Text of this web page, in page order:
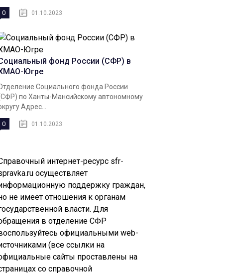
0 01.10.2023
фонд России (СФР) в
Югре
Социального фонда России
по Ханты-Мансийскому автономному
Адрес...
0 01.10.2023
интернет-ресурс sfr-
осуществляет
поддержку граждан,
не имеет отношения к органам
власти. Для
в отделение СФР
официальными web-
(все ссылки на
сайты проставлены на
со справочной